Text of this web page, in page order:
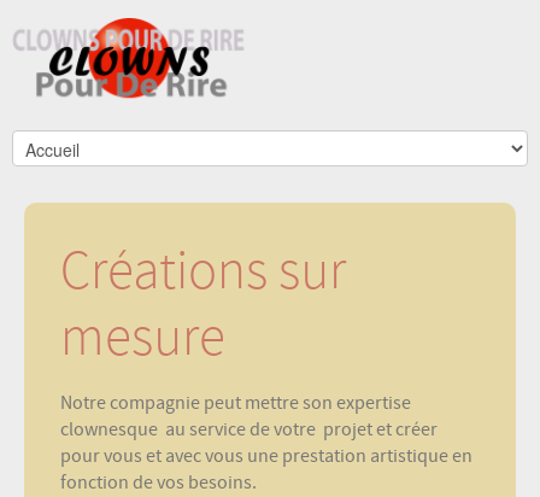
Créations sur
mesure
Notre compagnie peut mettre son expertise
clownesque au service de votre projet et créer
pour vous et avec vous une prestation artistique en
fonction de vos besoins.